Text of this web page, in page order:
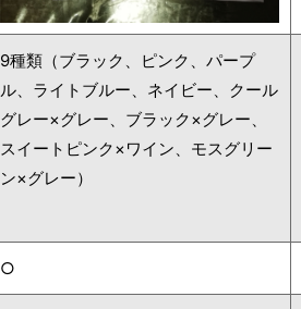
9種類（ブラック、ピンク、パープ
ル、ライトブルー、ネイビー、クール
グレー×グレー、ブラック×グレー、
スイートピンク×ワイン、モスグリー
ン×グレー）
○